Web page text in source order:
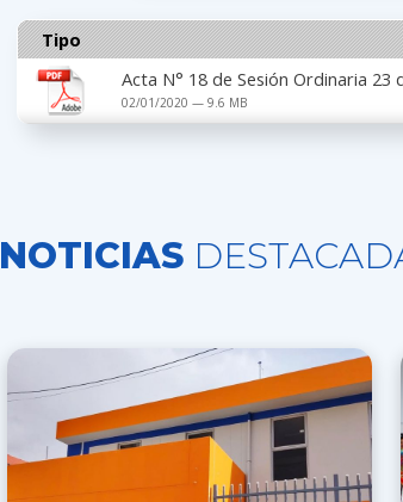
Tipo
Acta N° 18 de Sesión Ordinaria 23
02/01/2020 — 9.6 MB
NOTICIAS